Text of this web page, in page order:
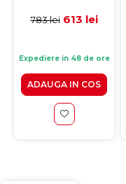
200x200 cm
783 lei 613 lei
Expediere in 48 de ore
ADAUGA IN COS